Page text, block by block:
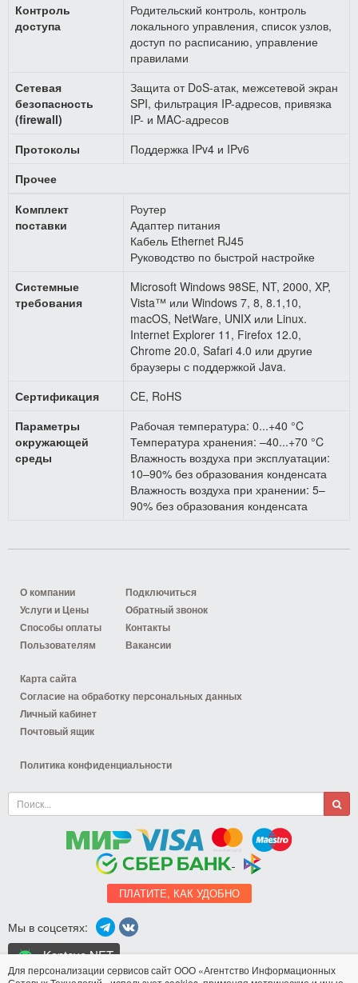
Контроль
доступа
Родительский контроль, контроль
локального управления, список узлов,
доступ по расписанию, управление
правилами
Сетевая
безопасность
(firewall)
Защита от DoS-атак, межсетевой экран
SPI, фильтрация IP-адресов, привязка
IP- и MAC-адресов
Протоколы
Поддержка IPv4 и IPv6
Прочее
Комплект
поставки
Роутер
Адаптер питания
Кабель Ethernet RJ45
Руководство по быстрой настройке
Системные
требования
Microsoft Windows 98SE, NT, 2000, XP,
Vista™ или Windows 7, 8, 8.1,10,
macOS, NetWare, UNIX или Linux.
Internet Explorer 11, Firefox 12.0,
Chrome 20.0, Safari 4.0 или другие
браузеры с поддержкой Java.
Сертификация
CE, RoHS
Параметры
окружающей
среды
Рабочая температура: 0...+40 °C
Температура хранения: –40...+70 °C
Влажность воздуха при эксплуатации:
10–90% без образования конденсата
Влажность воздуха при хранении: 5–
90% без образования конденсата
О компании
Услуги и Цены
Способы оплаты
Пользователям
Подключиться
Обратный звонок
Контакты
Вакансии
Карта сайта
Согласие на обработку персональных данных
Личный кабинет
Почтовый ящик
Политика конфиденциальности
ПЛАТИТЕ, КАК УДОБНО
Мы в соцсетях:
Koptevo.NET
для Android
Для персонализации сервисов сайт ООО «Агентство Информационных